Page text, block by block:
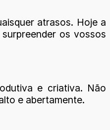
atrasos. Hoje a
os vossos
e criativa. Não
e abertamente.